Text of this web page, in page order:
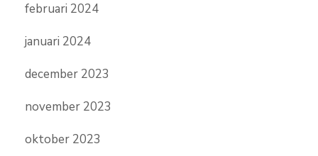
februari 2024
januari 2024
december 2023
november 2023
oktober 2023